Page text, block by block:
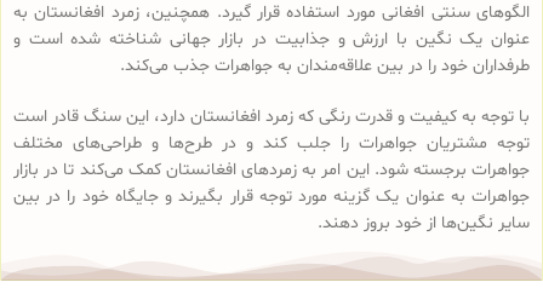
الگوهای سنتی افغانی مورد استفاده قرار گیرد. همچنین، زمرد افغانستان به
عنوان یک نگین با ارزش و جذابیت در بازار جهانی شناخته شده است و
طرفداران خود را در بین علاقه‌مندان به جواهرات جذب می‌کند.
با توجه به کیفیت و قدرت رنگی که زمرد افغانستان دارد، این سنگ قادر است
توجه مشتریان جواهرات را جلب کند و در طرح‌ها و طراحی‌های مختلف
جواهرات برجسته شود. این امر به زمردهای افغانستان کمک می‌کند تا در بازار
جواهرات به عنوان یک گزینه مورد توجه قرار بگیرند و جایگاه خود را در بین
سایر نگین‌ها از خود بروز دهند.